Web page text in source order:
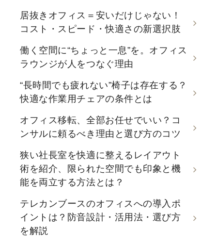
居抜きオフィス＝安いだけじゃない！
コスト・スピード・快適さの新選択肢
働く空間に“ちょっと一息”を。オフィス
ラウンジが人をつなぐ理由
“長時間でも疲れない”椅子は存在する？
快適な作業用チェアの条件とは
オフィス移転、全部お任せでいい？コ
ンサルに頼るべき理由と選び方のコツ
狭い社長室を快適に整えるレイアウト
術を紹介、限られた空間でも印象と機
能を両立する方法とは？
テレカンブースのオフィスへの導入ポ
イントは？防音設計・活用法・選び方
を解説